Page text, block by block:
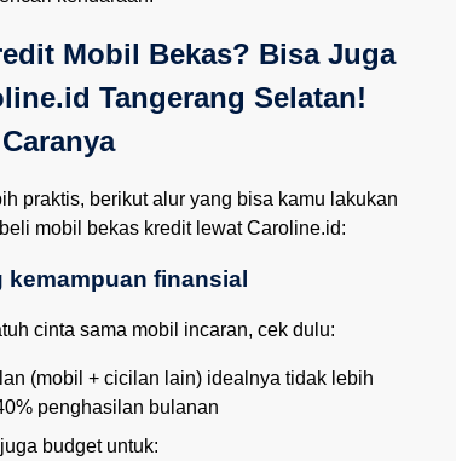
Mobil Bekas? Bisa Juga
Tangerang Selatan!
praktis, berikut alur yang bisa kamu lakukan
mobil bekas kredit lewat Caroline.id:
kemampuan finansial
cinta sama mobil incaran, cek dulu:
(mobil + cicilan lain) idealnya tidak lebih
penghasilan bulanan
budget untuk: